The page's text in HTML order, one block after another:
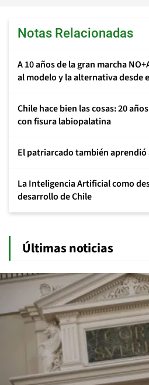
Notas Relacionadas
A 10 años de la gran marcha
al modelo y la alternativa desde
Chile hace bien las cosas: 20
con fisura labiopalatina
El patriarcado también
La Inteligencia Artificial como
desarrollo de Chile
Últimas noticias